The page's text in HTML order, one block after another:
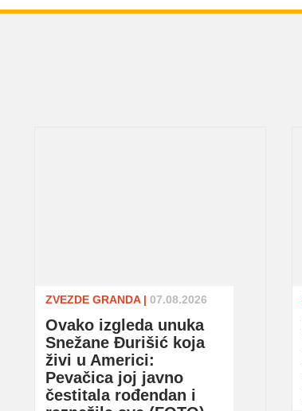
ZVEZDE GRANDA| 07.08.2026
Ovako izgleda unuka
Snežane Đurišić koja
živi u Americi:
Pevačica joj javno
čestitala rođendan i